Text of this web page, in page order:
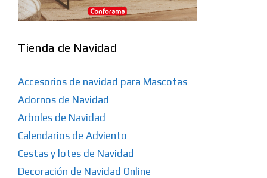
Tienda de Navidad
Accesorios de navidad para Mascotas
Adornos de Navidad
Arboles de Navidad
Calendarios de Adviento
Cestas y lotes de Navidad
Decoración de Navidad Online